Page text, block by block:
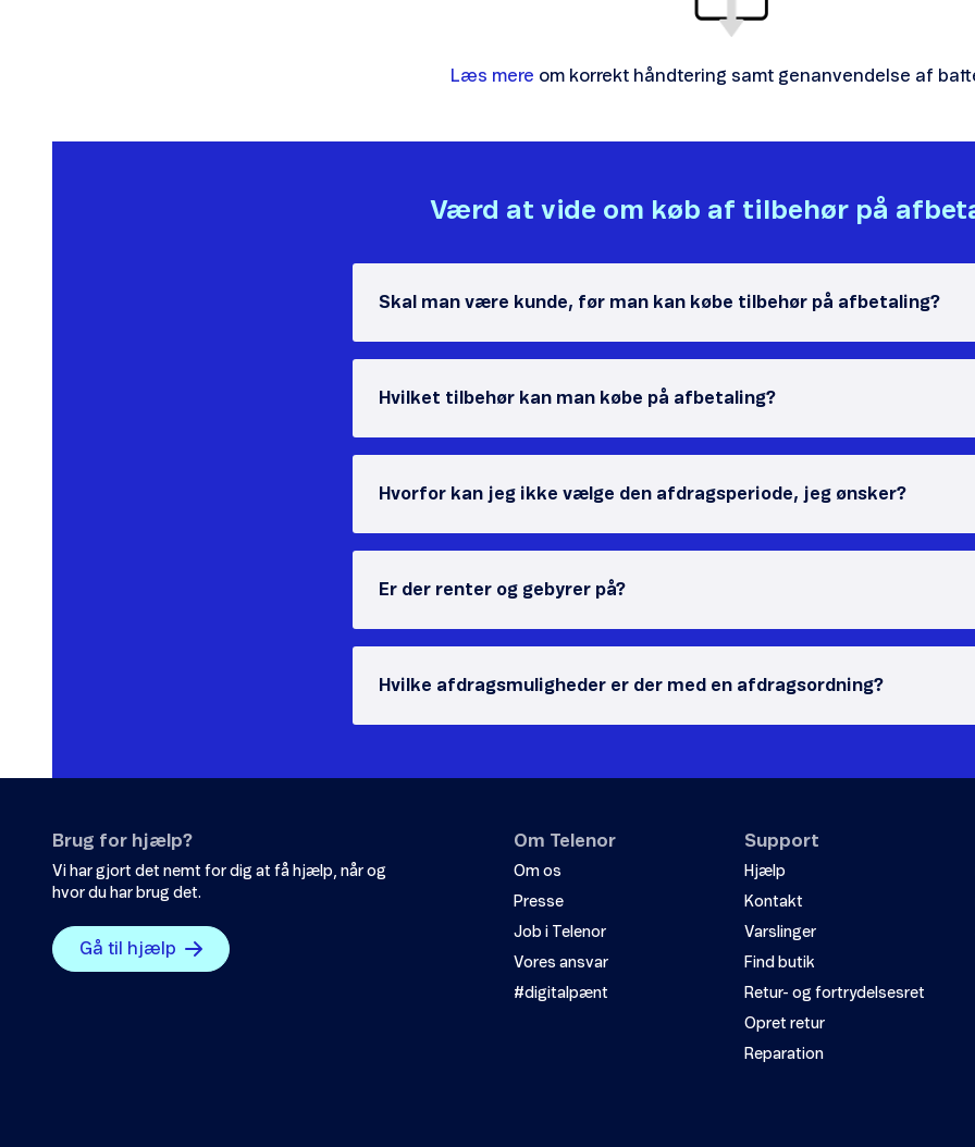
Læs mere om korrekt håndtering samt genanvendelse af
Værd at vide om køb af tilbehør på
Skal man være kunde, før man kan købe tilbehør på afbetaling?
Hvilket tilbehør kan man købe på afbetaling?
Hvorfor kan jeg ikke vælge den afdragsperiode, jeg ønsker?
Er der renter og gebyrer på?
Hvilke afdragsmuligheder er der med en afdragsordning?
Brug for hjælp?
Vi har gjort det nemt for dig at få hjælp, når og
hvor du har brug det.
Gå til hjælp
Om Telenor
Om os
Presse
Job i Telenor
Vores ansvar
#digitalpænt
Support
Hjælp
Kontakt
Varslinger
Find butik
Retur- og fortrydelsesret
Opret retur
Reparation